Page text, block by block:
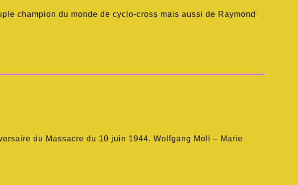
champion du monde de cyclo-cross mais aussi de Raymond
du Massacre du 10 juin 1944. Wolfgang Moll – Marie